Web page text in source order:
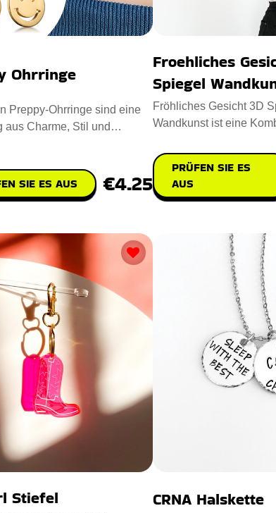
Ohrringe
Preppy-Ohrringe sind eine
aus Charme, Stil und
SIE ES AUS €4.25
Froehliches
Spiegel
Fröhliches Gesicht 3D
Wandkunst ist eine
PRÜFEN SIE ES
AUS
Stiefel
CRNA Halskette